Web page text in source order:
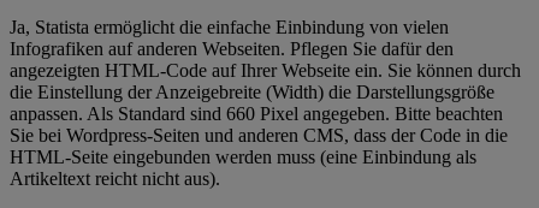
Ja, Statista ermöglicht die einfache Einbindung von vielen
Infografiken auf anderen Webseiten. Pflegen Sie dafür den
angezeigten HTML-Code auf Ihrer Webseite ein. Sie können durch
die Einstellung der Anzeigebreite (Width) die Darstellungsgröße
anpassen. Als Standard sind 660 Pixel angegeben. Bitte beachten
Sie bei Wordpress-Seiten und anderen CMS, dass der Code in die
HTML-Seite eingebunden werden muss (eine Einbindung als
Artikeltext reicht nicht aus).